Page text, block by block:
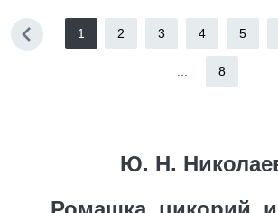
1 2 3 4 5
8
Ю. Н.